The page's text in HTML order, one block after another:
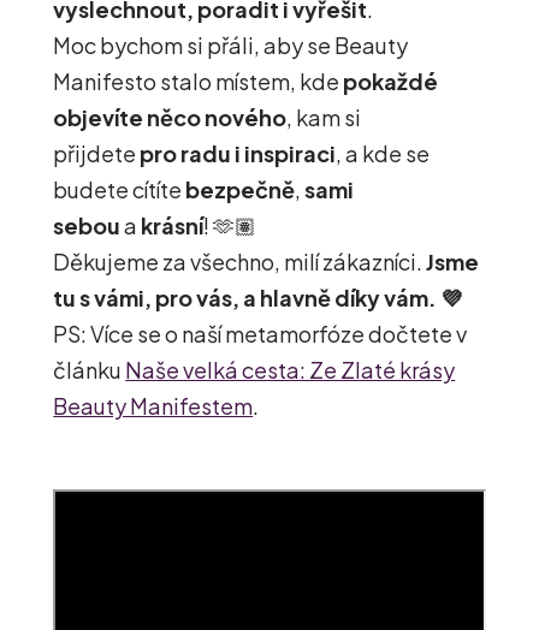
vyslechnout, poradit i vyřešit.
Moc bychom si přáli, aby se Beauty
Manifesto stalo místem, kde pokaždé
objevíte něco nového, kam si
přijdete pro radu i inspiraci, a kde se
budete cítíte bezpečně,sami
seboua krásní! 🫶🏽
Děkujeme za všechno, milí zákazníci.Jsme
tu s vámi, pro vás, a hlavně díky vám. 💜
PS: Více se o naší metamorfóze dočtete v
článku Naše velká cesta: Ze Zlaté krásy
Beauty Manifestem.